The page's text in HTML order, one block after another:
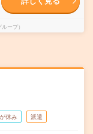
ープ）
休み 派遣